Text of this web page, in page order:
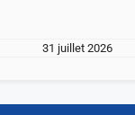
31 juillet 2026